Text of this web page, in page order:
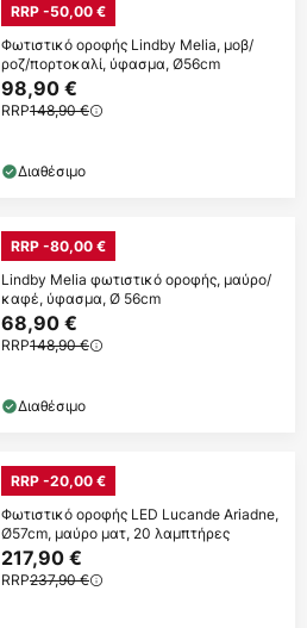
RRP -50,00 €
Φωτιστικό οροφής Lindby Melia, μοβ/
ροζ/πορτοκαλί, ύφασμα, Ø56cm
98,90 €
RRP148,90 €
Διαθέσιμο
RRP -80,00 €
Lindby Melia φωτιστικό οροφής, μαύρο/
καφέ, ύφασμα, Ø 56cm
68,90 €
RRP148,90 €
Διαθέσιμο
RRP -20,00 €
Φωτιστικό οροφής LED Lucande Ariadne,
Ø57cm, μαύρο ματ, 20 λαμπτήρες
217,90 €
RRP237,90 €